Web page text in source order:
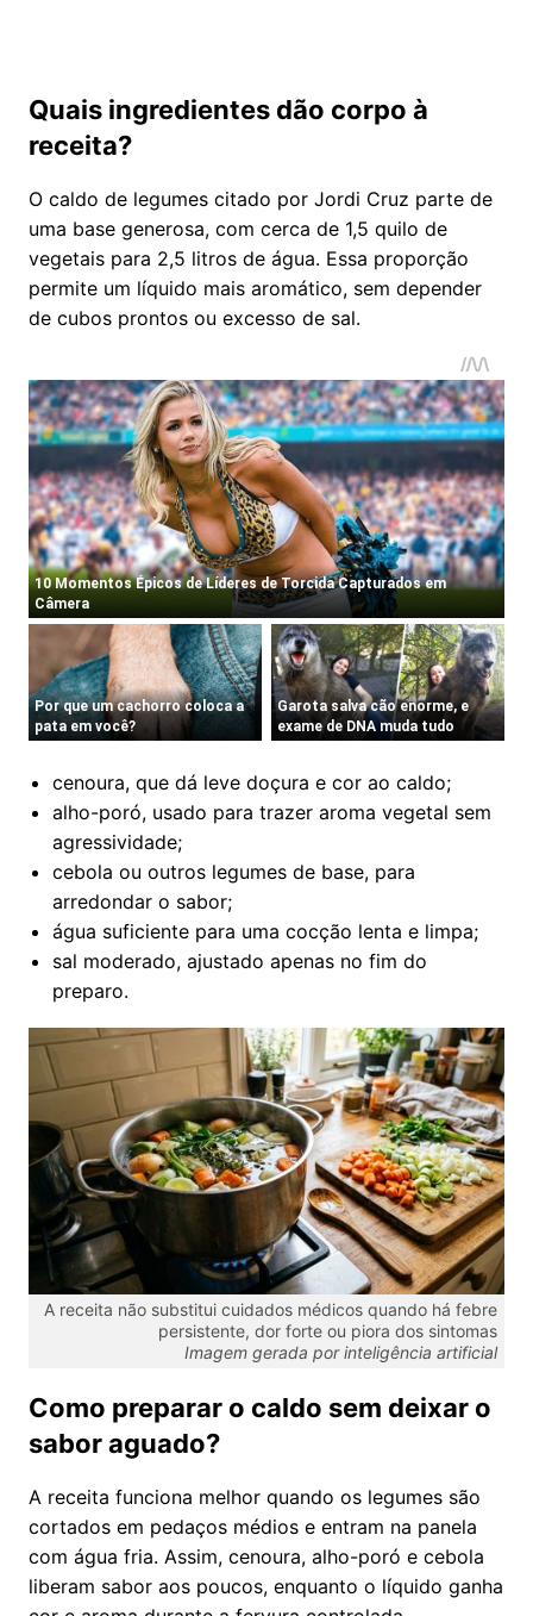
Quais ingredientes dão corpo à
receita?
O caldo de legumes citado por Jordi Cruz parte de
uma base generosa, com cerca de 1,5 quilo de
vegetais para 2,5 litros de água. Essa proporção
permite um líquido mais aromático, sem depender
de cubos prontos ou excesso de sal.
cenoura, que dá leve doçura e cor ao caldo;
alho-poró, usado para trazer aroma vegetal sem
agressividade;
cebola ou outros legumes de base, para
arredondar o sabor;
água suficiente para uma cocção lenta e limpa;
sal moderado, ajustado apenas no fim do
preparo.
A receita não substitui cuidados médicos quando há febre
persistente, dor forte ou piora dos sintomas
Imagem gerada por inteligência artificial
Como preparar o caldo sem deixar o
sabor aguado?
A receita funciona melhor quando os legumes são
cortados em pedaços médios e entram na panela
com água fria. Assim, cenoura, alho-poró e cebola
liberam sabor aos poucos, enquanto o líquido ganha